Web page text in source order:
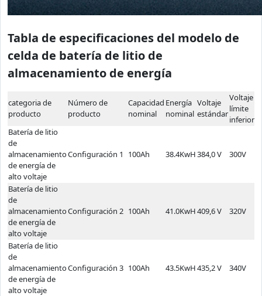
Tabla de especificaciones del modelo de
celda de batería de litio de
almacenamiento de energía
categoria de
producto
Número de
producto
Capacidad
nominal
Energía
nominal
Voltaje
estándar
Voltaje
límite
inferior
Batería de litio
de
almacenamiento
de energía de
alto voltaje
Configuración 1 100Ah 38.4KwH384,0 V 300V
Batería de litio
de
almacenamiento
de energía de
alto voltaje
Configuración 2 100Ah 41.0KwH409,6 V 320V
Batería de litio
de
almacenamiento
de energía de
alto voltaje
Configuración 3 100Ah 43.5KwH435,2 V 340V